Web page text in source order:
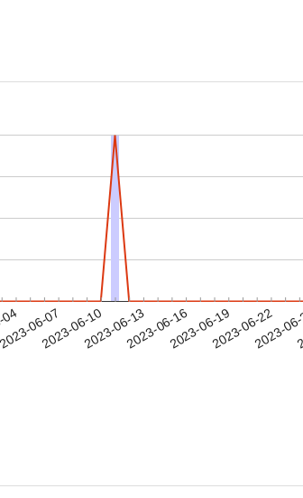
06-07
2023-06-102023-06-132023-06-162023-06-192023-06-22
2023-